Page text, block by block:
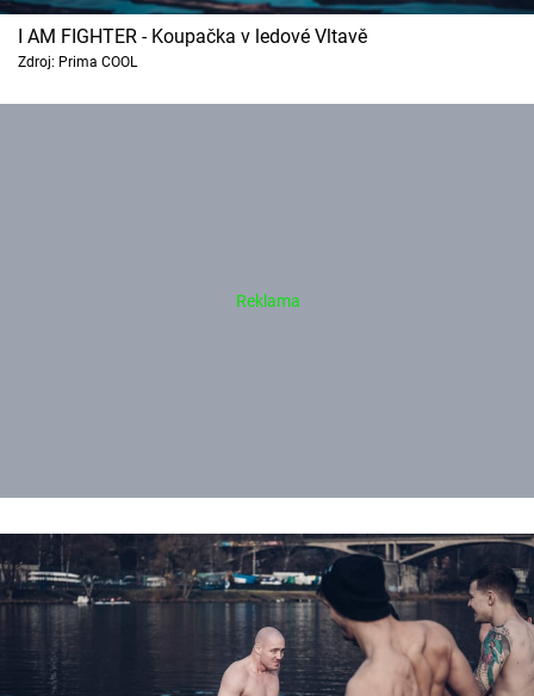
I AM FIGHTER - Koupačka v ledové Vltavě
Zdroj: Prima COOL